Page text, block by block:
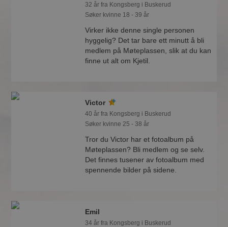
32 år fra Kongsberg i Buskerud
Søker kvinne 18 - 39 år
Virker ikke denne single personen
hyggelig? Det tar bare ett minutt å bli
medlem på Møteplassen, slik at du kan
finne ut alt om Kjetil.
Victor
40 år fra Kongsberg i Buskerud
Søker kvinne 25 - 38 år
Tror du Victor har et fotoalbum på
Møteplassen? Bli medlem og se selv.
Det finnes tusener av fotoalbum med
spennende bilder på sidene.
Emil
34 år fra Kongsberg i Buskerud